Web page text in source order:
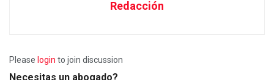
Redacción
Please login to join discussion
Necesitas un abogado?